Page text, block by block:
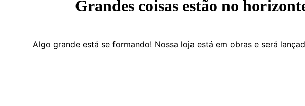
Grandes coisas estão no
Algo grande está se formando! Nossa loja está em obras e será